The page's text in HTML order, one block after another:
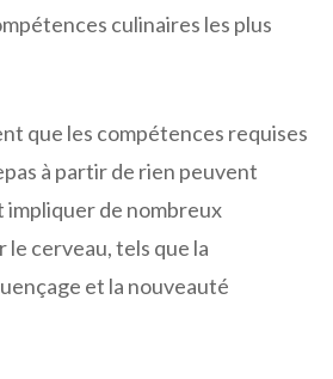
culinaires les plus
que les compétences requises
à partir de rien peuvent
impliquer de nombreux
le cerveau, tels que la
et la nouveauté